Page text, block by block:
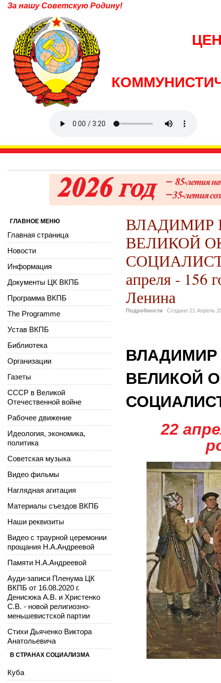
За нашу Советскую Родину!
ВЛАДИМИР
ВЕЛИКОЙ
апреля - 156
Ленина
Подробности Создано 21 Апрель
ВЛАДИМИР
ВЕЛИКОЙ
22
ГЛАВНОЕ МЕНЮ
Главная страница
Новости
Информация
Документы ЦК ВКПБ
Программа ВКПБ
The Programme
Устав ВКПБ
Библиотека
Организации
Газеты
СССР в Великой
Отечественной войне
Рабочее движение
Идеология, экономика,
политика
Советская музыка
Видео фильмы
Наглядная агитация
Материалы съездов ВКПБ
Наши реквизиты
Видео с траурной церемонии
прощания Н.А.Андреевой
Памяти Н.А.Андреевой
Ауди-записи Пленума ЦК
ВКПБ от 16.08.2020 г.
Денисюка А.В. и Христенко
С.В. - новой религиозно-
меньшевистской партии
Стихи Дьяченко Виктора
Анатольевича
В СТРАНАХ СОЦИАЛИЗМА
Куба